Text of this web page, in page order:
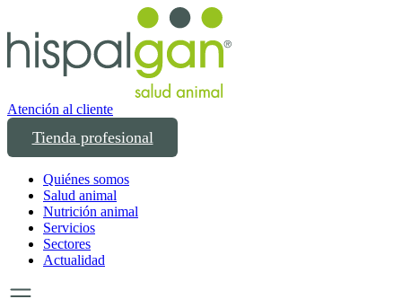
Atención al cliente
Tienda profesional
Quiénes somos
Salud animal
Nutrición animal
Servicios
Sectores
Actualidad